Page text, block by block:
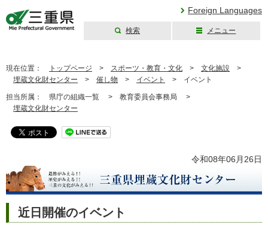
Foreign Languages
検索 メニュー
現在位置： トップページ > スポーツ・教育・文化 > 文化施設 >
埋蔵文化財センター > 催し物 > イベント > イベント
担当所属： 県庁の組織一覧 > 教育委員会事務局 >
埋蔵文化財センター
令和08年06月26日
近日開催のイベント